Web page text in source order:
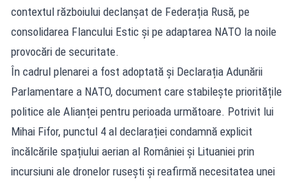
contextul războiului declanșat de Federația Rusă, pe
consolidarea Flancului Estic și pe adaptarea NATO la noile
provocări de securitate.
În cadrul plenarei a fost adoptată și Declarația Adunării
Parlamentare a NATO, document care stabilește prioritățile
politice ale Alianței pentru perioada următoare. Potrivit lui
Mihai Fifor, punctul 4 al declarației condamnă explicit
încălcările spațiului aerian al României și Lituaniei prin
incursiuni ale dronelor rusești și reafirmă necesitatea unei